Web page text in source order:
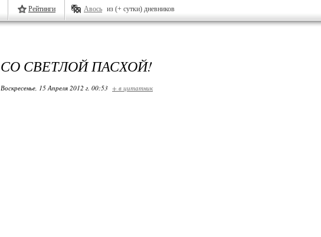
Рейтинги Авось из (+ сутки) дневников
СО СВЕТЛОЙ ПАСХОЙ!
Воскресенье, 15 Апреля 2012 г. 00:53 + в цитатник